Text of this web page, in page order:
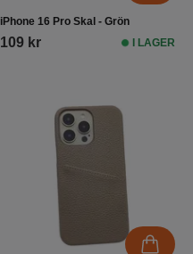
iPhone 16 Pro Skal - Grön
109 kr I LAGER